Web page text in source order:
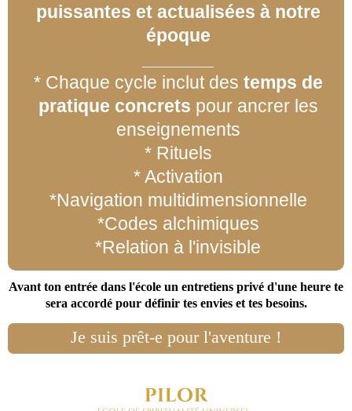
puissantes et actualisées à notre
époque
* Chaque cycle inclut des temps de
pratique concrets pour ancrer les
enseignements
* Rituels
* Activation
*Navigation multidimensionnelle
*Codes alchimiques
*Relation à l'invisible
Avant ton entrée dans l'école un entretiens privé d'une heure te
sera accordé pour définir tes envies et tes besoins.
Je suis prêt-e pour l'aventure !